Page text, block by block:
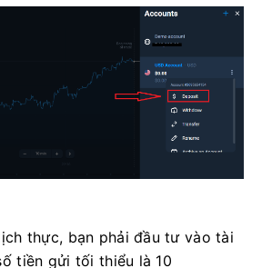
thực, bạn phải đầu tư vào tài
tiền gửi tối thiểu là 10